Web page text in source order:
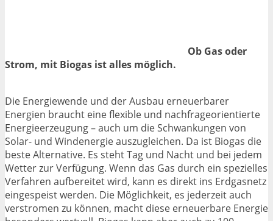
Ob Gas oder
Strom, mit Biogas ist alles möglich.
Die Energiewende und der Ausbau erneuerbarer
Energien braucht eine flexible und nachfrageorientierte
Energieerzeugung – auch um die Schwankungen von
Solar- und Windenergie auszugleichen. Da ist Biogas die
beste Alternative. Es steht Tag und Nacht und bei jedem
Wetter zur Verfügung. Wenn das Gas durch ein spezielles
Verfahren aufbereitet wird, kann es direkt ins Erdgasnetz
eingespeist werden. Die Möglichkeit, es jederzeit auch
verstromen zu können, macht diese erneuerbare Energie